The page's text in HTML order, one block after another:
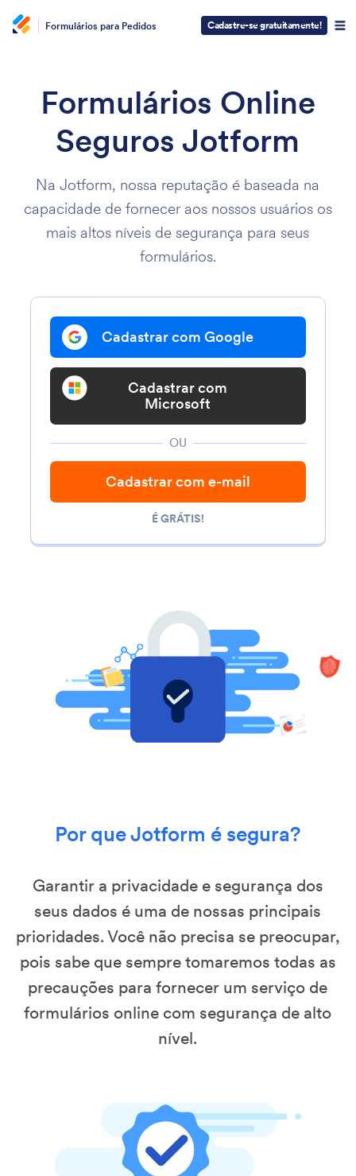
Formulários para Pedidos Cadastre-se gratuitamente!
Formulários Online
Seguros Jotform
Na Jotform, nossa reputação é baseada na
capacidade de fornecer aos nossos usuários os
mais altos níveis de segurança para seus
formulários.
Cadastrar com Google
Cadastrar com
Microsoft
OU
Cadastrar com e-mail
É GRÁTIS!
Por que Jotform é segura?
Garantir a privacidade e segurança dos
seus dados é uma de nossas principais
prioridades. Você não precisa se preocupar,
pois sabe que sempre tomaremos todas as
precauções para fornecer um serviço de
formulários online com segurança de alto
nível.